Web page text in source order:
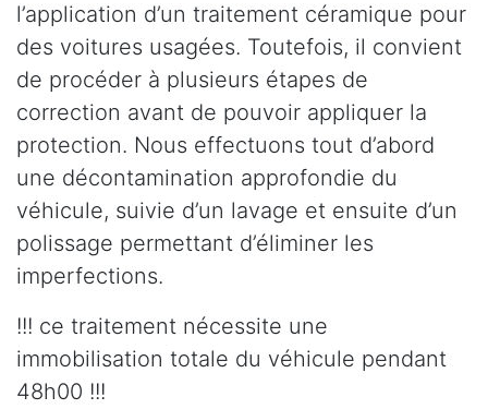
l’application d’un traitement céramique pour
des voitures usagées. Toutefois, il convient
de procéder à plusieurs étapes de
correction avant de pouvoir appliquer la
protection. Nous effectuons tout d’abord
une décontamination approfondie du
véhicule, suivie d’un lavage et ensuite d’un
polissage permettant d’éliminer les
imperfections.
!!! ce traitement nécessite une
immobilisation totale du véhicule pendant
48h00 !!!